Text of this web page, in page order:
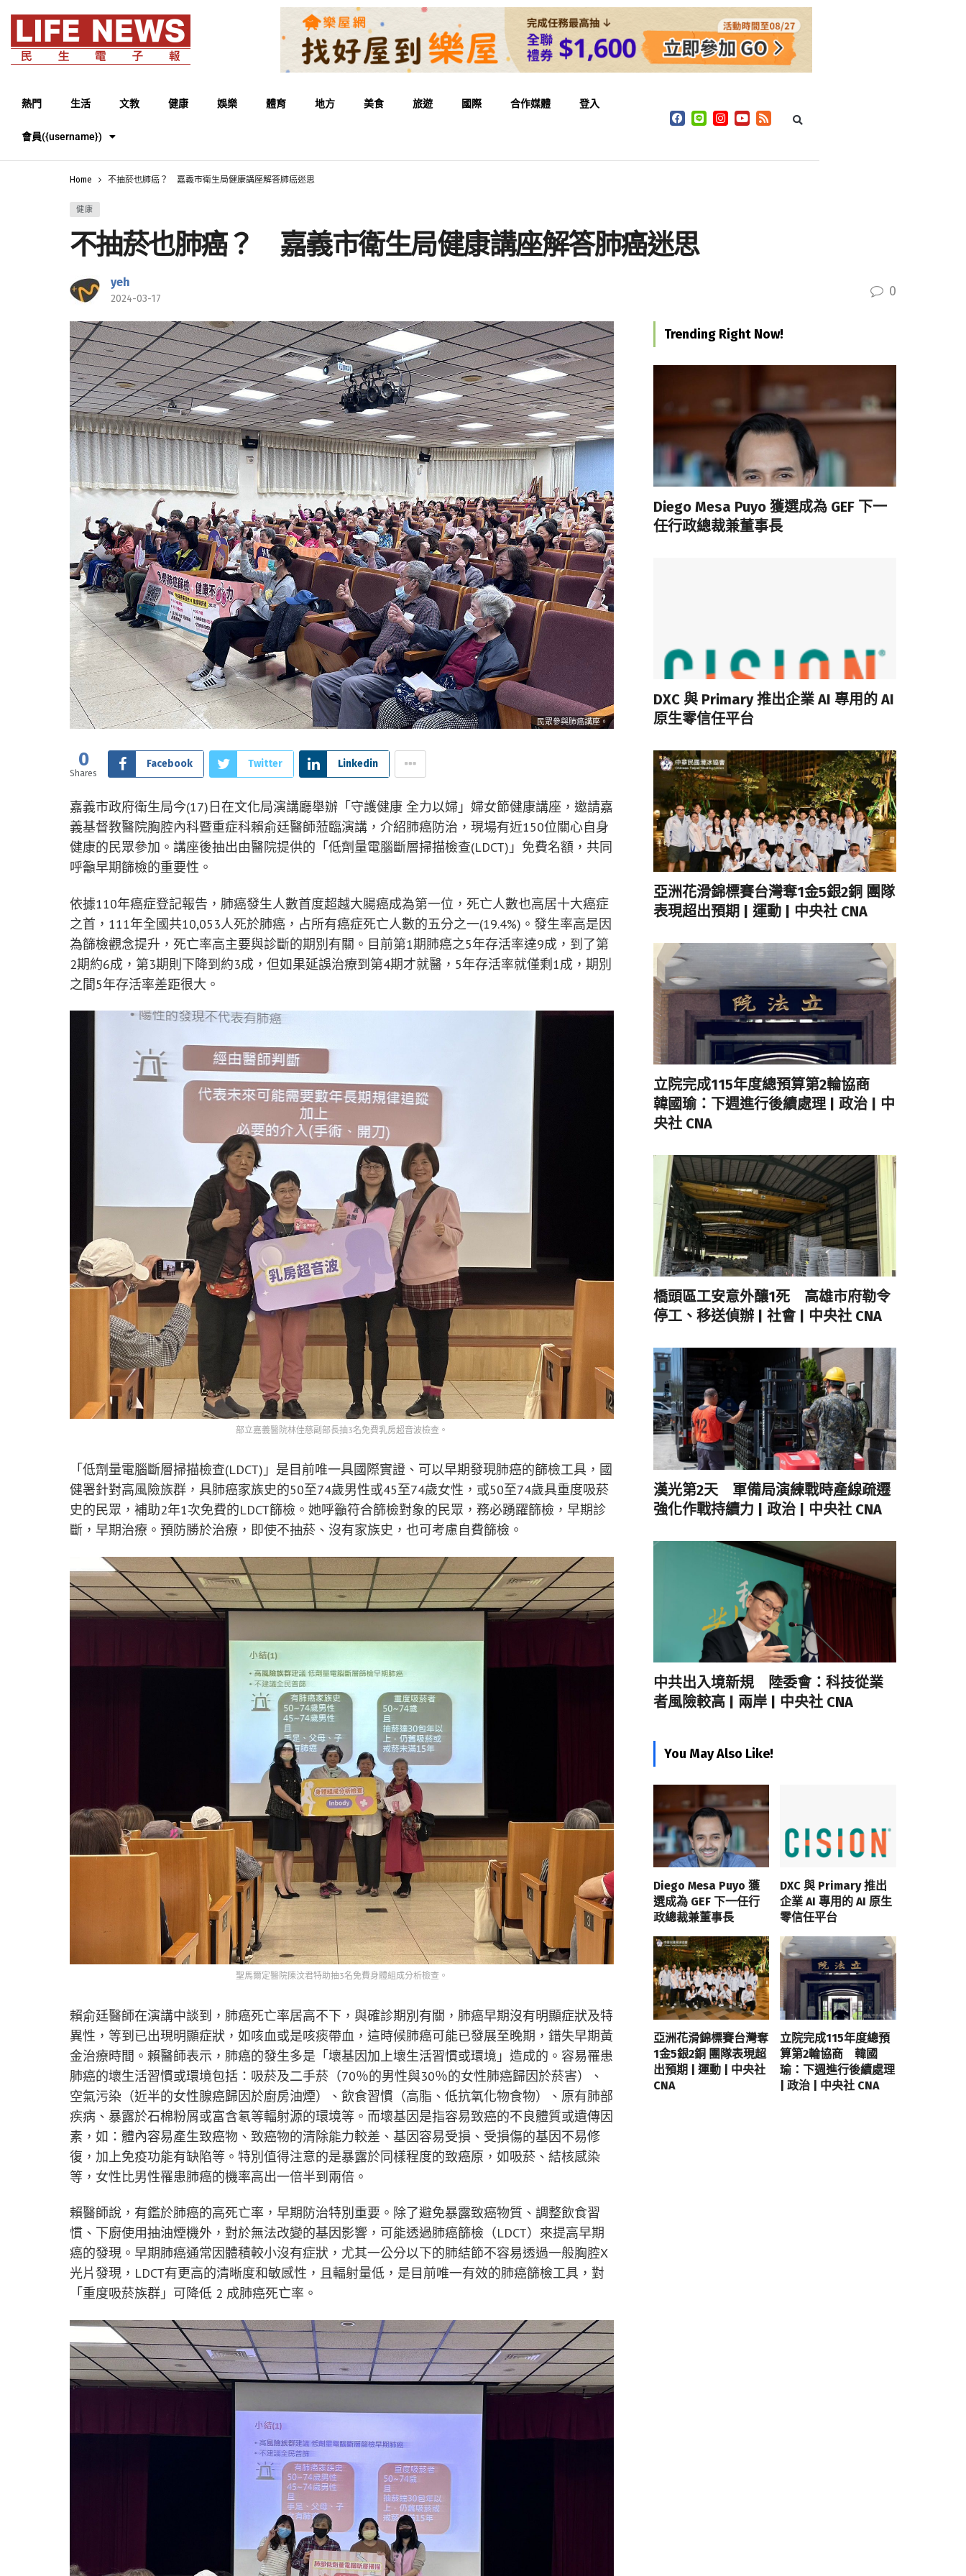
熱門 生活 文教 健康 娛樂 體育 地方 美食 旅遊 國際 合作媒體 登入
會員({username})
Home 不抽菸也肺癌？ 嘉義市衛生局健康講座解答肺癌迷思
健康
不抽菸也肺癌？ 嘉義市衛生局健康講座解答肺癌迷思
yeh
2024-03-17 0
民眾參與肺癌講座。
0
Shares
Facebook Twitter Linkedin
嘉義市政府衛生局今(17)日在文化局演講廳舉辦「守護健康 全力以婦」婦女節健康講座，邀請嘉
義基督教醫院胸腔內科暨重症科賴俞廷醫師蒞臨演講，介紹肺癌防治，現場有近150位關心自身
健康的民眾參加。講座後抽出由醫院提供的「低劑量電腦斷層掃描檢查(LDCT)」免費名額，共同
呼籲早期篩檢的重要性。
依據110年癌症登記報告，肺癌發生人數首度超越大腸癌成為第一位，死亡人數也高居十大癌症
之首，111年全國共10,053人死於肺癌，占所有癌症死亡人數的五分之一(19.4%)。發生率高是因
為篩檢觀念提升，死亡率高主要與診斷的期別有關。目前第1期肺癌之5年存活率達9成，到了第
2期約6成，第3期則下降到約3成，但如果延誤治療到第4期才就醫，5年存活率就僅剩1成，期別
之間5年存活率差距很大。
部立嘉義醫院林佳慈副部長抽3名免費乳房超音波檢查。
「低劑量電腦斷層掃描檢查(LDCT)」是目前唯一具國際實證、可以早期發現肺癌的篩檢工具，國
健署針對高風險族群，具肺癌家族史的50至74歲男性或45至74歲女性，或50至74歲具重度吸菸
史的民眾，補助2年1次免費的LDCT篩檢。她呼籲符合篩檢對象的民眾，務必踴躍篩檢，早期診
斷，早期治療。預防勝於治療，即使不抽菸、沒有家族史，也可考慮自費篩檢。
聖馬爾定醫院陳汶君特助抽3名免費身體組成分析檢查。
賴俞廷醫師在演講中談到，肺癌死亡率居高不下，與確診期別有關，肺癌早期沒有明顯症狀及特
異性，等到已出現明顯症狀，如咳血或是咳痰帶血，這時候肺癌可能已發展至晚期，錯失早期黃
金治療時間。賴醫師表示，肺癌的發生多是「壞基因加上壞生活習慣或環境」造成的。容易罹患
肺癌的壞生活習慣或環境包括：吸菸及二手菸（70％的男性與30％的女性肺癌歸因於菸害）、
空氣污染（近半的女性腺癌歸因於廚房油煙）、飲食習慣（高脂、低抗氧化物食物）、原有肺部
疾病、暴露於石棉粉屑或富含氡等輻射源的環境等。而壞基因是指容易致癌的不良體質或遺傳因
素，如：體內容易產生致癌物、致癌物的清除能力較差、基因容易受損、受損傷的基因不易修
復，加上免疫功能有缺陷等。特別值得注意的是暴露於同樣程度的致癌原，如吸菸、結核感染
等，女性比男性罹患肺癌的機率高出一倍半到兩倍。
賴醫師說，有鑑於肺癌的高死亡率，早期防治特別重要。除了避免暴露致癌物質、調整飲食習
慣、下廚使用抽油煙機外，對於無法改變的基因影響，可能透過肺癌篩檢（LDCT）來提高早期
癌的發現。早期肺癌通常因體積較小沒有症狀，尤其一公分以下的肺結節不容易透過一般胸腔X
光片發現，LDCT有更高的清晰度和敏感性，且輻射量低，是目前唯一有效的肺癌篩檢工具，對
「重度吸菸族群」可降低 2 成肺癌死亡率。
Trending Right Now!
Diego Mesa Puyo 獲選成為 GEF 下一
任行政總裁兼董事長
DXC 與 Primary 推出企業 AI 專用的 AI
原生零信任平台
亞洲花滑錦標賽台灣奪1金5銀2銅 團隊
表現超出預期 | 運動 | 中央社 CNA
立院完成115年度總預算第2輪協商
韓國瑜：下週進行後續處理 | 政治 | 中
央社 CNA
橋頭區工安意外釀1死 高雄市府勒令
停工、移送偵辦 | 社會 | 中央社 CNA
漢光第2天 軍備局演練戰時產線疏遷
強化作戰持續力 | 政治 | 中央社 CNA
中共出入境新規 陸委會：科技從業
者風險較高 | 兩岸 | 中央社 CNA
You May Also Like!
Diego Mesa Puyo 獲
選成為 GEF 下一任行
政總裁兼董事長
DXC 與 Primary 推出
企業 AI 專用的 AI 原生
零信任平台
亞洲花滑錦標賽台灣奪
1金5銀2銅 團隊表現超
出預期 | 運動 | 中央社
CNA
立院完成115年度總預
算第2輪協商 韓國
瑜：下週進行後續處理
| 政治 | 中央社 CNA